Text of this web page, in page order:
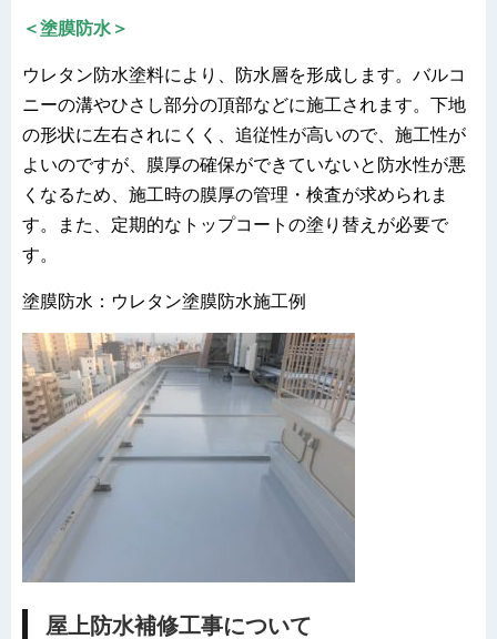
＜塗膜防水＞
ウレタン防水塗料により、防水層を形成します。バルコ
ニーの溝やひさし部分の頂部などに施工されます。下地
の形状に左右されにくく、追従性が高いので、施工性が
よいのですが、膜厚の確保ができていないと防水性が悪
くなるため、施工時の膜厚の管理・検査が求められま
す。また、定期的なトップコートの塗り替えが必要で
す。
塗膜防水：ウレタン塗膜防水施工例
屋上防水補修工事について